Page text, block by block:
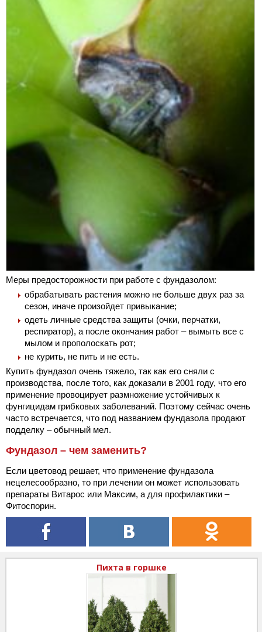
Меры предосторожности при работе с фундазолом:
обрабатывать растения можно не больше двух раз за
сезон, иначе произойдет привыкание;
одеть личные средства защиты (очки, перчатки,
респиратор), а после окончания работ – вымыть все с
мылом и прополоскать рот;
не курить, не пить и не есть.
Купить фундазол очень тяжело, так как его сняли с
производства, после того, как доказали в 2001 году, что его
применение провоцирует размножение устойчивых к
фунгицидам грибковых заболеваний. Поэтому сейчас очень
часто встречается, что под названием фундазола продают
подделку – обычный мел.
Фундазол – чем заменить?
Если цветовод решает, что применение фундазола
нецелесообразно, то при лечении он может использовать
препараты Витарос или Максим, а для профилактики –
Фитоспорин.
Пихта в горшке